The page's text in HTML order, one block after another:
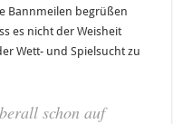
Bannmeilen begrüßen
es nicht der Weisheit
Wett- und Spielsucht zu
schon auf